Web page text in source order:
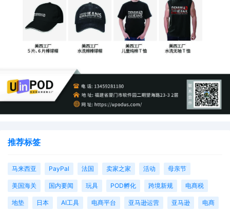
推荐标签
马来西亚 PayPal 法国 卖家之家 活动 母亲节
美国海关 国内要闻 玩具 POD孵化 跨境新规 电商税
地垫 日本 AI工具 电商平台 亚马逊运营 亚马逊 电商